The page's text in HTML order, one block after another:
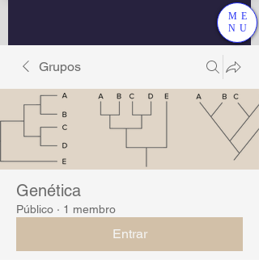
ME
NU
Grupos
Genética
Público · 1 membro
Entrar